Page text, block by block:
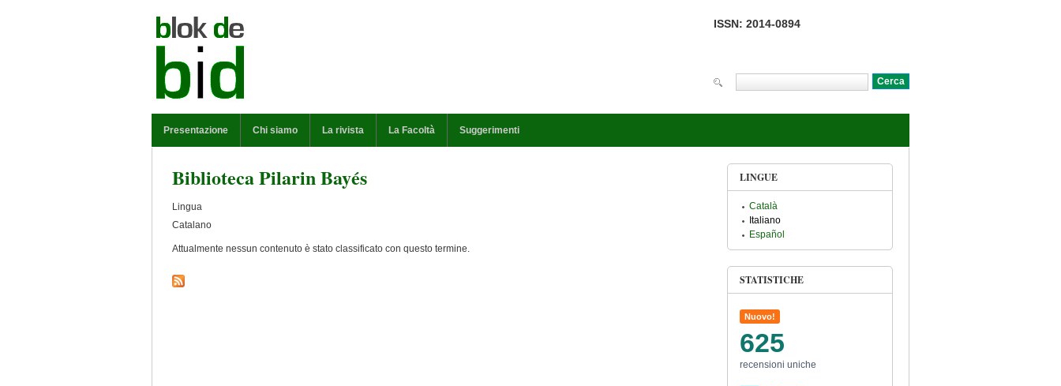
ISSN: 2014-0894
Presentazione Chi siamo La rivista La Facoltà Suggerimenti
Biblioteca Pilarin Bayés
Lingua
Catalano
Attualmente nessun contenuto è stato classificato con questo termine.
LINGUE
Català
Italiano
Español
STATISTICHE
Nuovo!
625
recensioni uniche